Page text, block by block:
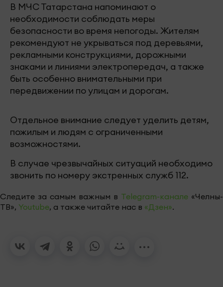
В МЧС Татарстана напоминают о
необходимости соблюдать меры
безопасности во время непогоды. Жителям
рекомендуют не укрываться под деревьями,
рекламными конструкциями, дорожными
знаками и линиями электропередач, а также
быть особенно внимательными при
передвижении по улицам и дорогам.
Отдельное внимание следует уделить детям,
пожилым и людям с ограниченными
возможностями.
В случае чрезвычайных ситуаций необходимо
звонить по номеру экстренных служб 112.
Следите за самым важным в Telegram-канале «Челны-
ТВ», Youtube, а также читайте нас в «Дзен».